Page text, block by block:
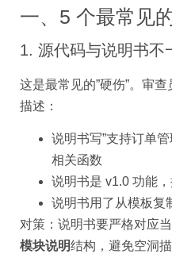
一、5 个最常见
1. 源代码与说明书不
这是最常见的”硬伤”。审
描述：
说明书写”支持订单
相关函数
说明书是 v1.0 功能
说明书用了从模板复
对策：说明书要严格对应
模块说明结构，避免空洞描